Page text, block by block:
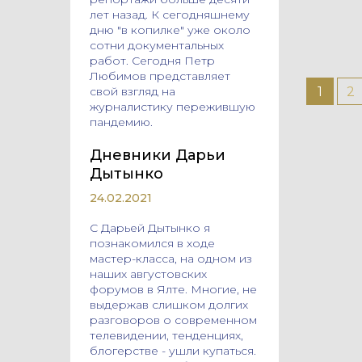
Page
1 2
лет назад. К сегодняшнему
дню "в копилке" уже около
сотни документальных
работ. Сегодня Петр
Любимов представляет
свой взгляд на
журналистику пережившую
пандемию.
Дневники Дарьи
Дытынко
24.02.2021
С Дарьей Дытынко я
познакомился в ходе
мастер-класса, на одном из
наших августовских
форумов в Ялте. Многие, не
выдержав слишком долгих
разговоров о современном
телевидении, тенденциях,
блогерстве - ушли купаться.